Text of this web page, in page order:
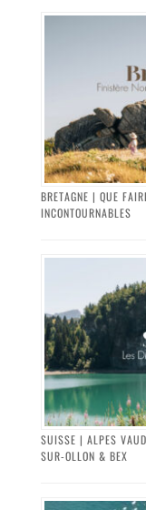
BRETAGNE | QUE
INCONTOURNABLES
SUISSE | ALPES
SUR-OLLON & BEX